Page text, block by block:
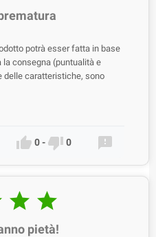
potrà esser fatta in base
consegna (puntualità e
delle caratteristiche, sono
 0-  0 
 
pietà!